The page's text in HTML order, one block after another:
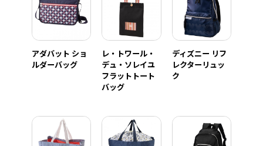
アダバット ショ
ルダーバッグ
レ・トワール・
デュ・ソレイユ
フラットトート
バッグ
ディズニー リフ
レクターリュッ
ク